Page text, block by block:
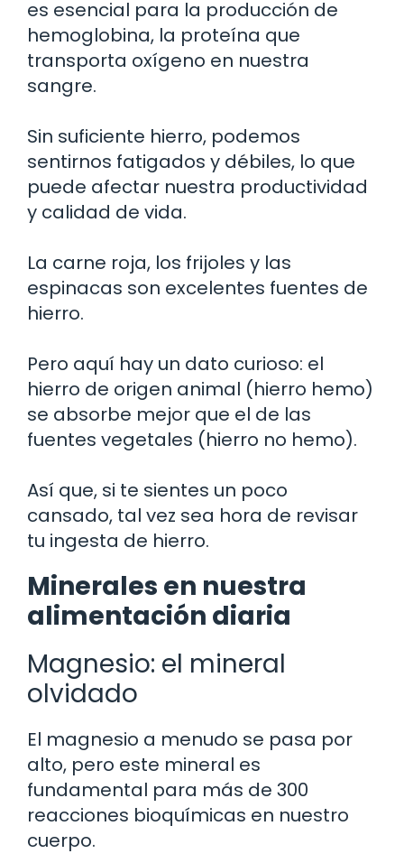
es esencial para la producción de
hemoglobina, la proteína que
transporta oxígeno en nuestra
sangre.
Sin suficiente hierro, podemos
sentirnos fatigados y débiles, lo que
puede afectar nuestra productividad
y calidad de vida.
La carne roja, los frijoles y las
espinacas son excelentes fuentes de
hierro.
Pero aquí hay un dato curioso: el
hierro de origen animal (hierro hemo)
se absorbe mejor que el de las
fuentes vegetales (hierro no hemo).
Así que, si te sientes un poco
cansado, tal vez sea hora de revisar
tu ingesta de hierro.
Minerales en nuestra
alimentación diaria
Magnesio: el mineral
olvidado
El magnesio a menudo se pasa por
alto, pero este mineral es
fundamental para más de 300
reacciones bioquímicas en nuestro
cuerpo.